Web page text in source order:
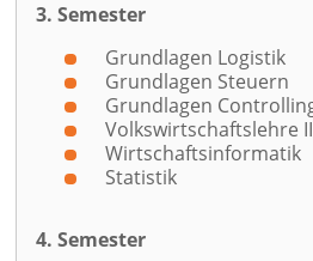
3. Semester
Grundlagen Logistik
Grundlagen Steuern
Grundlagen
Volkswirtschaftslehre II
Wirtschaftsinformatik
Statistik
4. Semester